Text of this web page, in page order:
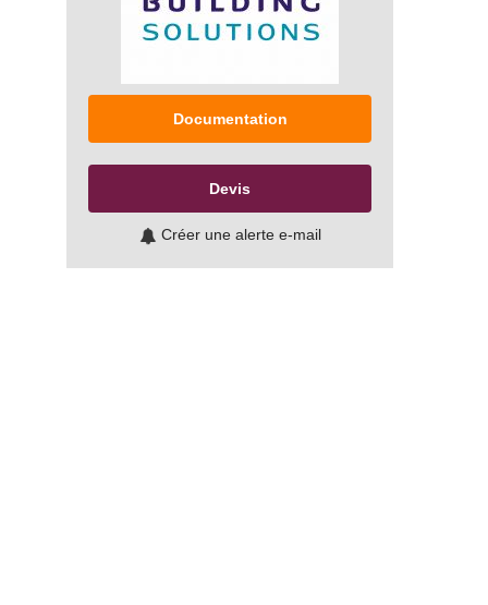
Documentation
Devis
Créer une alerte e-mail